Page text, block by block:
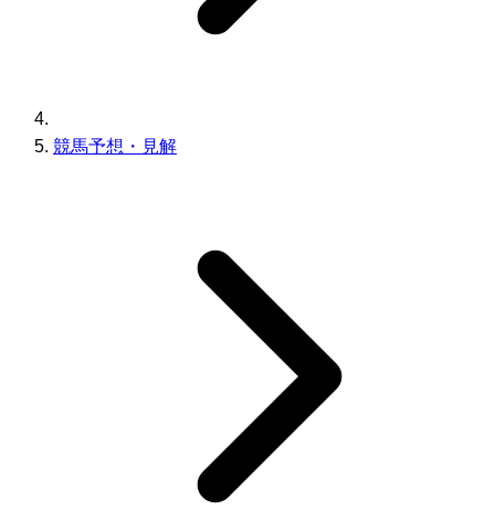
競馬予想・見解